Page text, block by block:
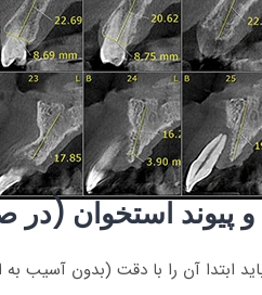
پیوند استخوان (در
ابتدا آن را با دقت (بدون آسیب